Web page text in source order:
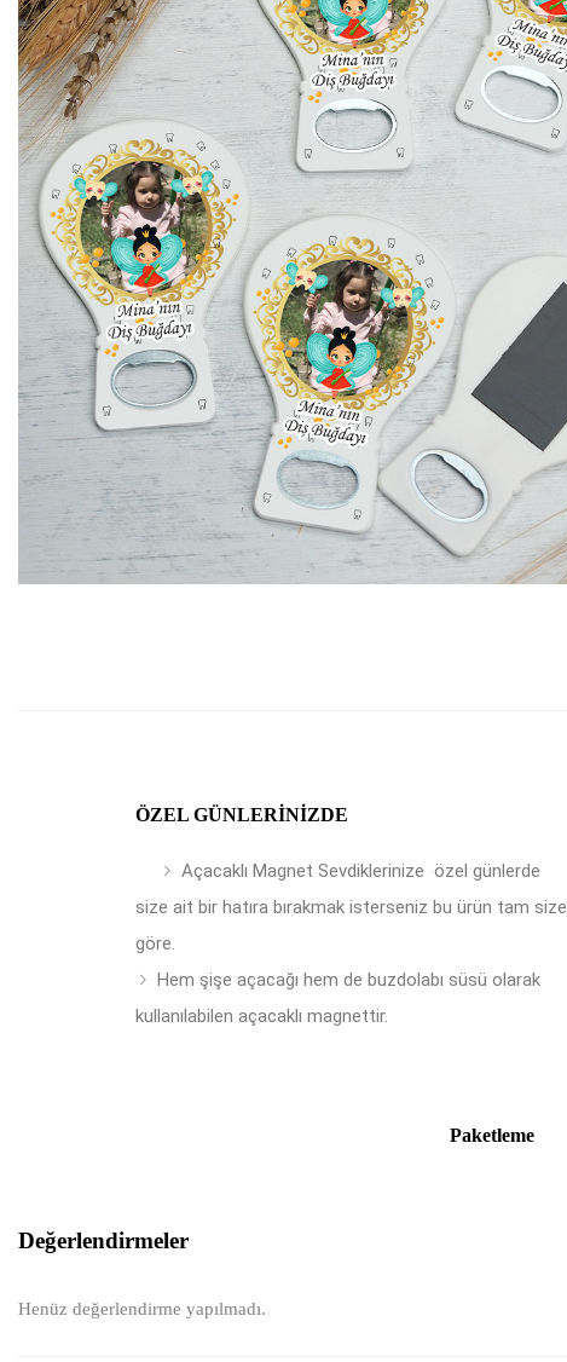
ÖZEL GÜNLERINIZDE
Açacaklı Magnet Sevdiklerinize özel günlerde
size ait bir hatıra bırakmak isterseniz bu ürün tam size
göre.
Hem şişe açacağı hem de buzdolabı süsü olarak
kullanılabilen açacaklı magnettir.
Paketleme
Değerlendirmeler
Henüz değerlendirme yapılmadı.